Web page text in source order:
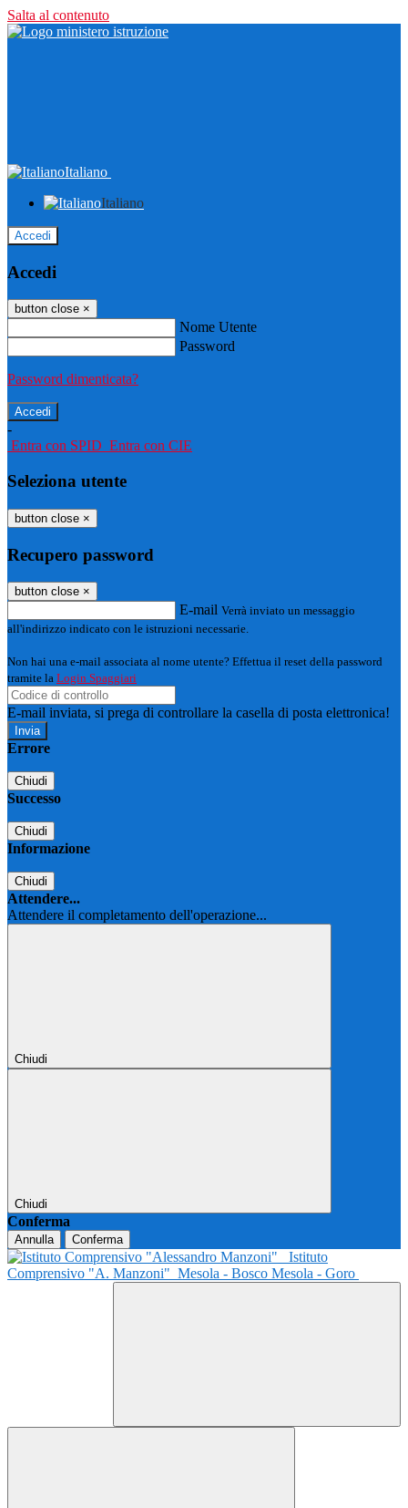
Salta al contenuto
Italiano
Italiano
Accedi
Accedi
button close ×
Nome Utente
Password
Password dimenticata?
-
Entra con SPID Entra con CIE
Seleziona utente
button close ×
Recupero password
button close ×
E-mail Verrà inviato un messaggio
all'indirizzo indicato con le istruzioni necessarie.
Non hai una e-mail associata al nome utente? Effettua il reset della password
tramite la Login Spaggiari
E-mail inviata, si prega di controllare la casella di posta elettronica!
Errore
Chiudi
Successo
Chiudi
Informazione
Chiudi
Attendere...
Attendere il completamento dell'operazione...
Chiudi
Chiudi
Conferma
Annulla Conferma
Istituto
Comprensivo "A. Manzoni" Mesola - Bosco Mesola - Goro